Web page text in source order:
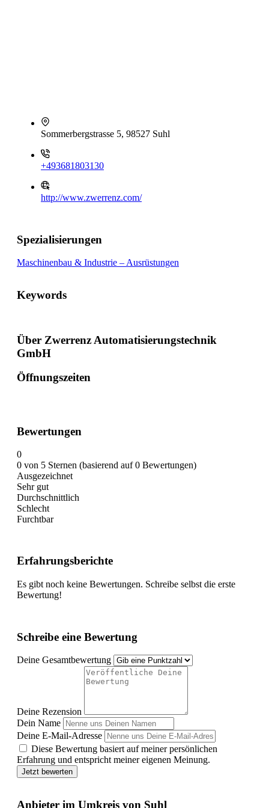
Sommerbergstrasse 5, 98527 Suhl
+493681803130
http://www.zwerrenz.com/
Spezialisierungen
Maschinenbau & Industrie – Ausrüstungen
Keywords
Über Zwerrenz Automatisierungstechnik
GmbH
Öffnungszeiten
Bewertungen
0
0 von 5 Sternen (basierend auf 0 Bewertungen)
Ausgezeichnet
Sehr gut
Durchschnittlich
Schlecht
Furchtbar
Erfahrungsberichte
Es gibt noch keine Bewertungen. Schreibe selbst die erste
Bewertung!
Schreibe eine Bewertung
Deine Gesamtbewertung
Deine Rezension
Dein Name
Deine E-Mail-Adresse
Diese Bewertung basiert auf meiner persönlichen
Erfahrung und entspricht meiner eigenen Meinung.
Jetzt bewerten
Anbieter im Umkreis von Suhl